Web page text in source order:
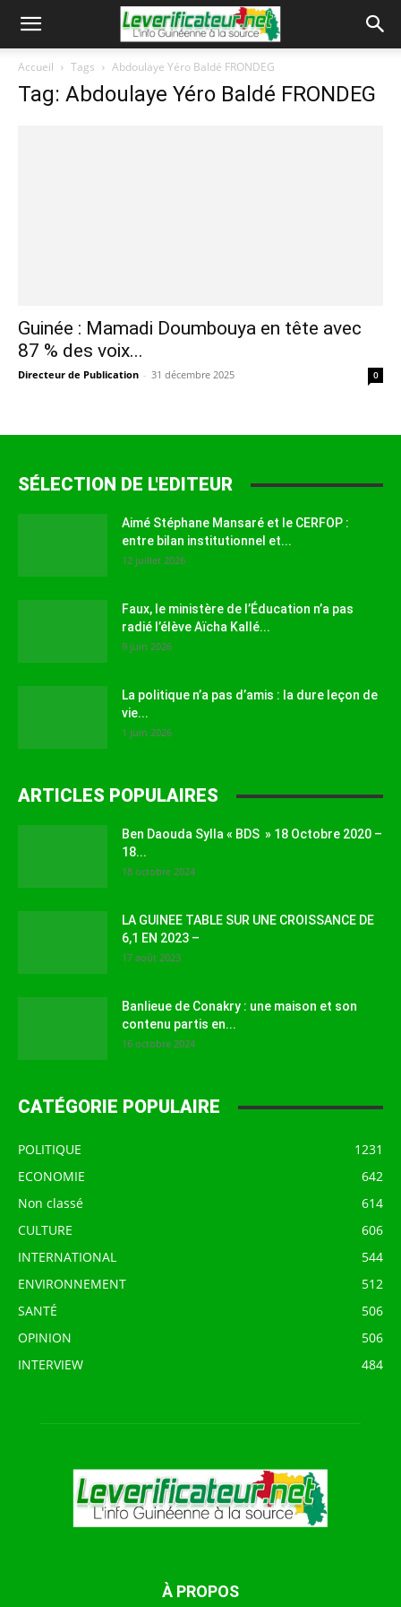
Accueil Tags Abdoulaye Yéro Baldé FRONDEG
Tag: Abdoulaye Yéro Baldé FRONDEG
Guinée : Mamadi Doumbouya en tête avec
87 % des voix...
Directeur de Publication - 31 décembre 2025 0
SÉLECTION DE L'EDITEUR
Aimé Stéphane Mansaré et le CERFOP :
entre bilan institutionnel et...
12 juillet 2026
Faux, le ministère de l’Éducation n’a pas
radié l’élève Aïcha Kallé...
9 juin 2026
La politique n’a pas d’amis : la dure leçon de
vie...
1 juin 2026
ARTICLES POPULAIRES
Ben Daouda Sylla « BDS » 18 Octobre 2020 –
18...
18 octobre 2024
LA GUINEE TABLE SUR UNE CROISSANCE DE
6,1 EN 2023 –
17 août 2023
Banlieue de Conakry : une maison et son
contenu partis en...
16 octobre 2024
CATÉGORIE POPULAIRE
POLITIQUE
1231
ECONOMIE
642
Non classé
614
CULTURE
606
INTERNATIONAL
544
ENVIRONNEMENT
512
SANTÉ
506
OPINION
506
INTERVIEW
484
À PROPOS